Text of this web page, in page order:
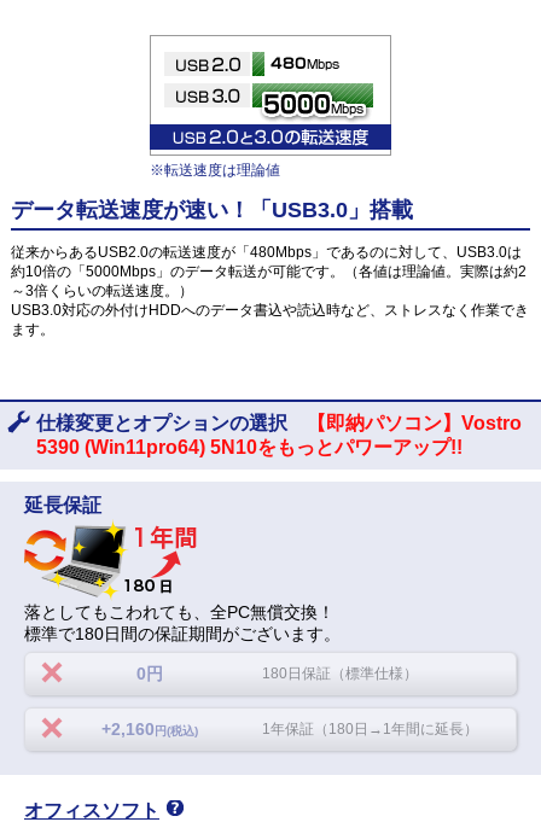
※転送速度は理論値
データ転送速度が速い！「USB3.0」搭載
従来からあるUSB2.0の転送速度が「480Mbps」であるのに対して、USB3.0は
約10倍の「5000Mbps」のデータ転送が可能です。（各値は理論値。実際は約2
～3倍くらいの転送速度。）
USB3.0対応の外付けHDDへのデータ書込や読込時など、ストレスなく作業でき
ます。
仕様変更とオプションの選択
【即納パソコン】Vostro
5390 (Win11pro64) 5N10をもっとパワーアップ!!
延長保証
落としてもこわれても、全PC無償交換！
標準で180日間の保証期間がございます。
0円 180日保証（標準仕様）
+2,160 円(税込) 1年保証（180日→1年間に延長）
オフィスソフト